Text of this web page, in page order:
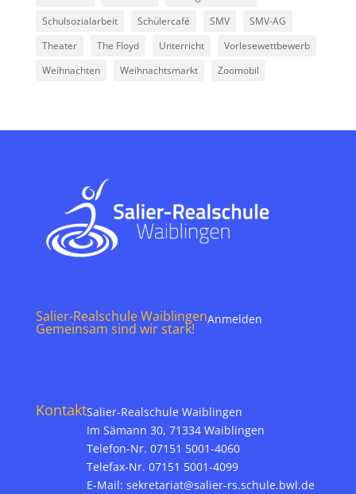
Schulsozialarbeit
Schülercafé SMV
SMV-AG
Theater
The Floyd Unterricht
Vorlesewettbewerb
Weihnachten
Weihnachtsmarkt Zoomobil
Salier-Realschule Waiblingen
Gemeinsam sind wir stark!
Anmelden
KontaktSalier-Realschule Waiblingen
Im Sämann 30, 71334 Waiblingen
Telefon-Nr. 07151 5001-4060
Telefax-Nr. 07151 5001-4099
E-Mail: sekretariat@salier-rs.schule.bwl.de